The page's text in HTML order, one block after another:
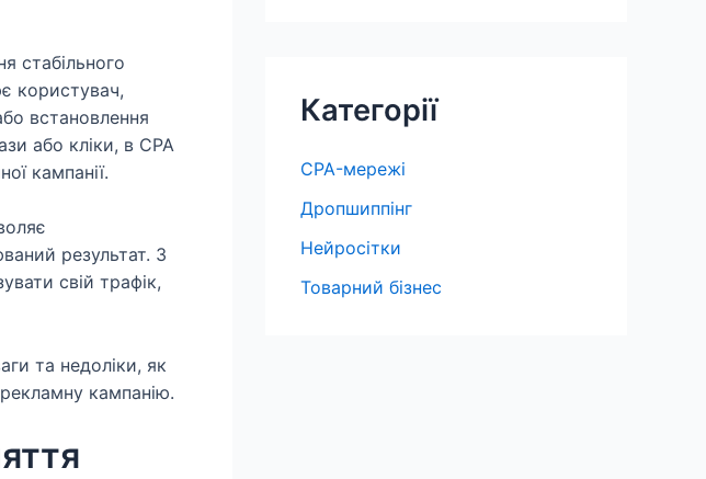
стабільного
користувач,
встановлення
або кліки, в CPA
кампанії.
результат. З
свій трафік,
та недоліки, як
кампанію.
Категорії
CPA-мережі
Дропшиппінг
Нейросітки
Товарний бізнес